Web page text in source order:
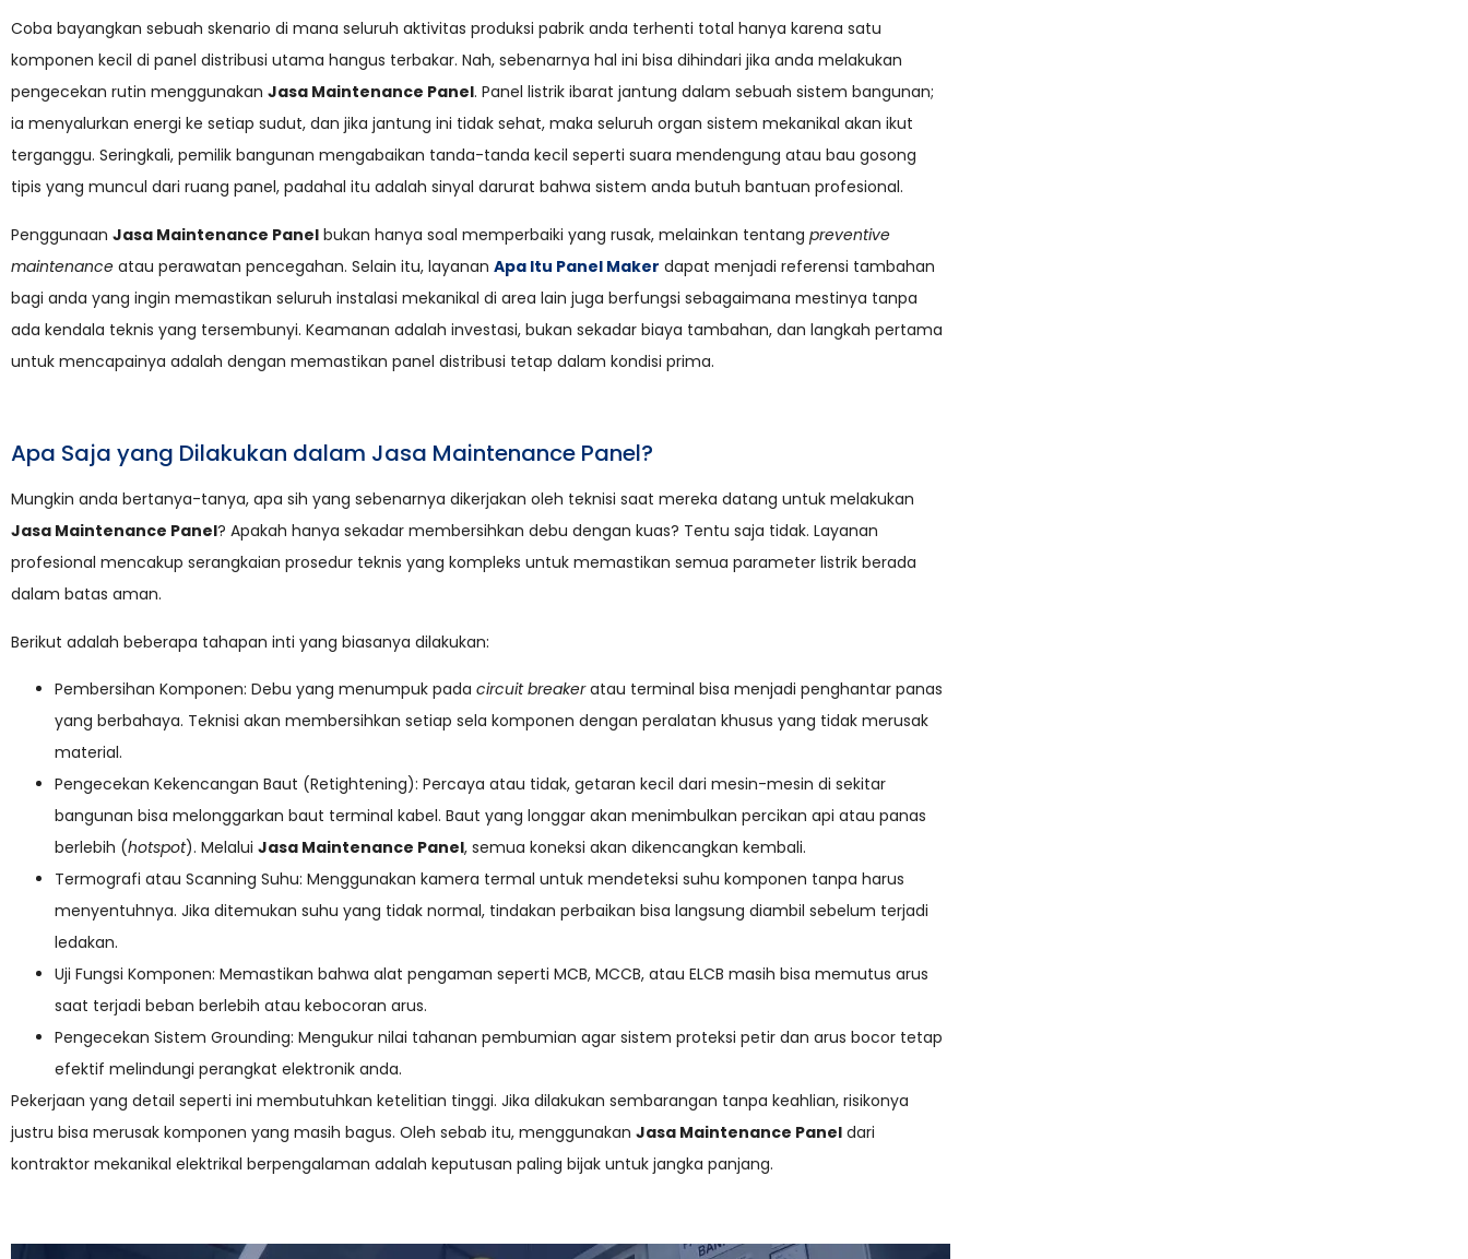
Coba bayangkan sebuah skenario di mana seluruh aktivitas produksi pabrik anda terhenti total hanya karena satu
komponen kecil di panel distribusi utama hangus terbakar. Nah, sebenarnya hal ini bisa dihindari jika anda melakukan
pengecekan rutin menggunakan Jasa Maintenance Panel. Panel listrik ibarat jantung dalam sebuah sistem bangunan;
ia menyalurkan energi ke setiap sudut, dan jika jantung ini tidak sehat, maka seluruh organ sistem mekanikal akan ikut
terganggu. Seringkali, pemilik bangunan mengabaikan tanda-tanda kecil seperti suara mendengung atau bau gosong
tipis yang muncul dari ruang panel, padahal itu adalah sinyal darurat bahwa sistem anda butuh bantuan profesional.
Penggunaan Jasa Maintenance Panel bukan hanya soal memperbaiki yang rusak, melainkan tentang preventive
maintenance atau perawatan pencegahan. Selain itu, layanan Apa Itu Panel Maker dapat menjadi referensi tambahan
bagi anda yang ingin memastikan seluruh instalasi mekanikal di area lain juga berfungsi sebagaimana mestinya tanpa
ada kendala teknis yang tersembunyi. Keamanan adalah investasi, bukan sekadar biaya tambahan, dan langkah pertama
untuk mencapainya adalah dengan memastikan panel distribusi tetap dalam kondisi prima.
Apa Saja yang Dilakukan dalam Jasa Maintenance Panel?
Mungkin anda bertanya-tanya, apa sih yang sebenarnya dikerjakan oleh teknisi saat mereka datang untuk melakukan
Jasa Maintenance Panel? Apakah hanya sekadar membersihkan debu dengan kuas? Tentu saja tidak. Layanan
profesional mencakup serangkaian prosedur teknis yang kompleks untuk memastikan semua parameter listrik berada
dalam batas aman.
Berikut adalah beberapa tahapan inti yang biasanya dilakukan:
Pembersihan Komponen: Debu yang menumpuk pada circuit breakeratau terminal bisa menjadi penghantar panas
yang berbahaya. Teknisi akan membersihkan setiap sela komponen dengan peralatan khusus yang tidak merusak
material.
Pengecekan Kekencangan Baut (Retightening): Percaya atau tidak, getaran kecil dari mesin-mesin di sekitar
bangunan bisa melonggarkan baut terminal kabel. Baut yang longgar akan menimbulkan percikan api atau panas
berlebih (hotspot). Melalui Jasa Maintenance Panel, semua koneksi akan dikencangkan kembali.
Termografi atau Scanning Suhu: Menggunakan kamera termal untuk mendeteksi suhu komponen tanpa harus
menyentuhnya. Jika ditemukan suhu yang tidak normal, tindakan perbaikan bisa langsung diambil sebelum terjadi
ledakan.
Uji Fungsi Komponen: Memastikan bahwa alat pengaman seperti MCB, MCCB, atau ELCB masih bisa memutus arus
saat terjadi beban berlebih atau kebocoran arus.
Pengecekan Sistem Grounding: Mengukur nilai tahanan pembumian agar sistem proteksi petir dan arus bocor tetap
efektif melindungi perangkat elektronik anda.
Pekerjaan yang detail seperti ini membutuhkan ketelitian tinggi. Jika dilakukan sembarangan tanpa keahlian, risikonya
justru bisa merusak komponen yang masih bagus. Oleh sebab itu, menggunakan Jasa Maintenance Panel dari
kontraktor mekanikal elektrikal berpengalaman adalah keputusan paling bijak untuk jangka panjang.